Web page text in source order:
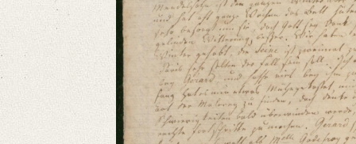
Language
Bamberg, Claudia